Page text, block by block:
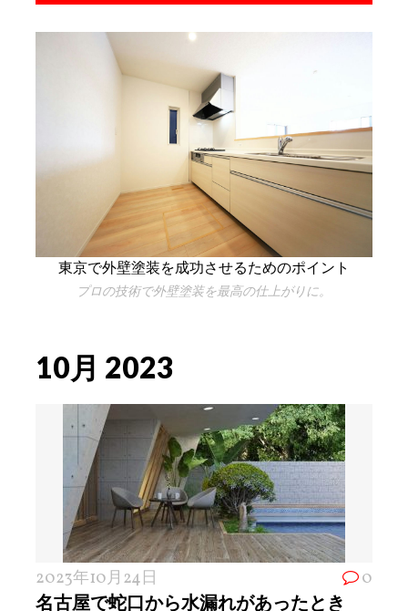
東京で外壁塗装を成功させるためのポイント
プロの技術で外壁塗装を最高の仕上がりに。
10月 2023
2023年10月24日 0
名古屋で蛇口から水漏れがあったとき